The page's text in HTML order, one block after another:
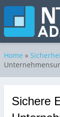
Home »
Sichere